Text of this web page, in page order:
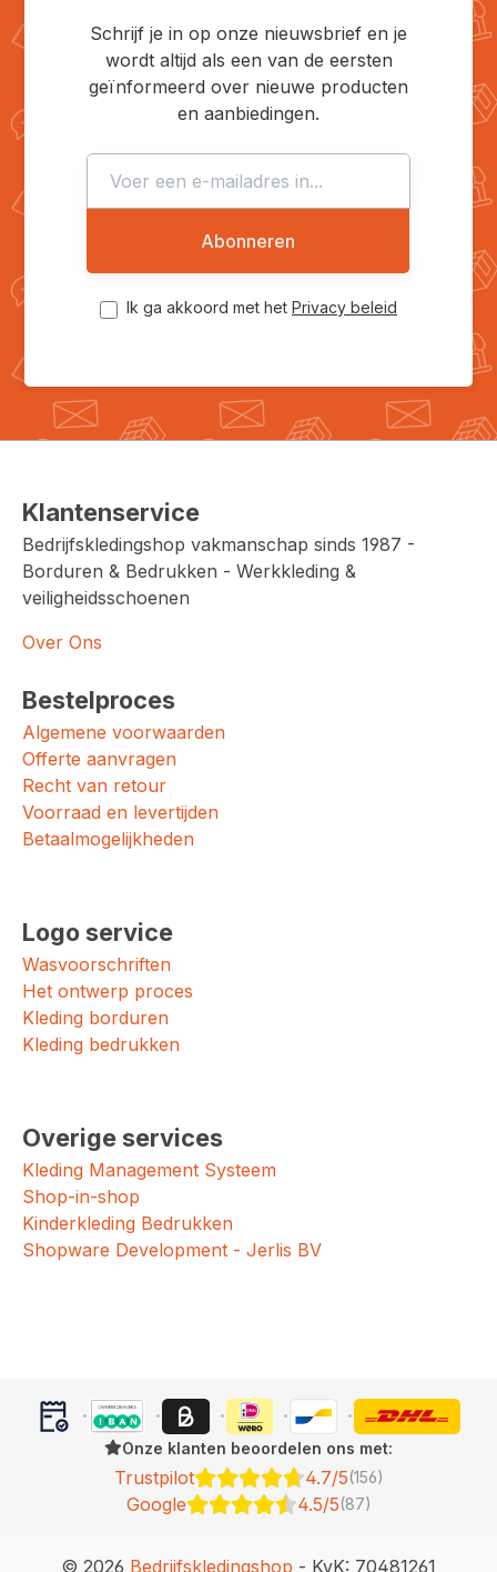
Schrijf je in op onze nieuwsbrief en je
wordt altijd als een van de eersten
geïnformeerd over nieuwe producten
en aanbiedingen.
Abonneren
Ik ga akkoord met het Privacy beleid
Klantenservice
Bedrijfskledingshop vakmanschap sinds 1987 -
Borduren & Bedrukken - Werkkleding &
veiligheidsschoenen
Over Ons
Bestelproces
Algemene voorwaarden
Offerte aanvragen
Recht van retour
Voorraad en levertijden
Betaalmogelijkheden
Logo service
Wasvoorschriften
Het ontwerp proces
Kleding borduren
Kleding bedrukken
Overige services
Kleding Management Systeem
Shop-in-shop
Kinderkleding Bedrukken
Shopware Development - Jerlis BV
Onze klanten beoordelen ons met:
Trustpilot 4.7/5(156)
Google 4.5/5(87)
© 2026 Bedrijfskledingshop - KvK: 70481261